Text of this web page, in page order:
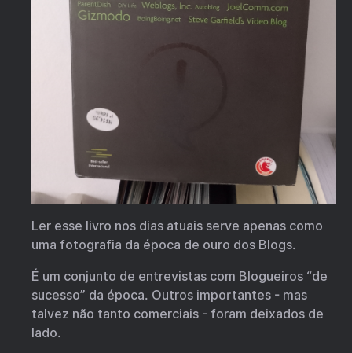
Ler esse livro nos dias atuais serve apenas como
uma fotografia da época de ouro dos Blogs.
É um conjunto de entrevistas com Blogueiros “de
sucesso” da época. Outros importantes - mas
talvez não tanto comerciais - foram deixados de
lado.